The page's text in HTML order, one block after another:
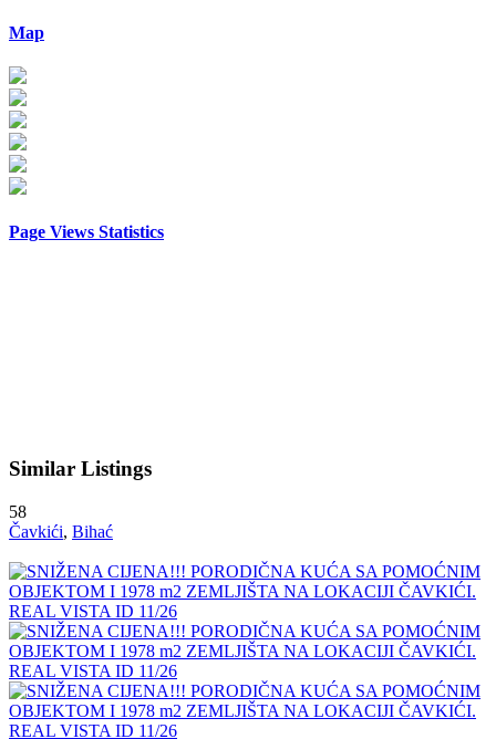
Map
Page Views Statistics
Similar Listings
58
Čavkići, Bihać